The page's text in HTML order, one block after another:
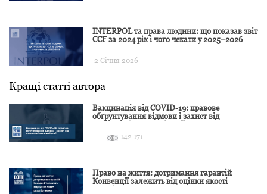
INTERPOL та права людини: що показав звіт
CCF за 2024 рік і чого чекати у 2025–2026
2 Січня 2026
Кращі статті автора
Вакцинація від COVID-19: правове
обґрунтування відмови і захист від
142 171
Право на життя: дотримання гарантій
Конвенції залежить від оцінки якості